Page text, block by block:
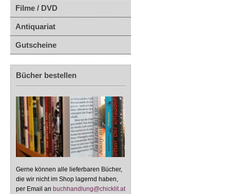
Filme / DVD
Antiquariat
Gutscheine
Bücher bestellen
Gerne können alle lieferbaren Bücher,
die wir nicht im Shop lagernd haben,
per Email an buchhandlung@chicklit.at